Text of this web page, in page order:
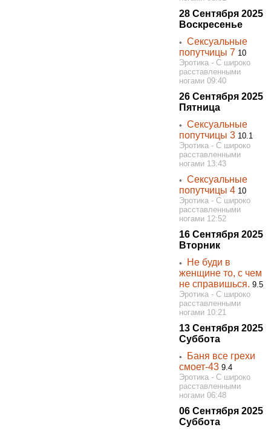
28 Сентября 2025
Воскресенье
◦Сексуальные
попутчицы 7 10
Эротика - С широко
расставленными
ногами 09:40
26 Сентября 2025
Пятница
◦Сексуальные
попутчицы 3 10.1
Эротика - С широко
расставленными
ногами 13:43
◦Сексуальные
попутчицы 4 10
Эротика - С широко
расставленными
ногами 12:52
16 Сентября 2025
Вторник
◦
Не буди в
женщине то, с чем
не справишься. 9.5
Эротика - С широко
расставленными
ногами 10:21
13 Сентября 2025
Суббота
◦
Баня все грехи
смоет-43 9.4
Эротика - С широко
расставленными
ногами 06:48
06 Сентября 2025
Суббота